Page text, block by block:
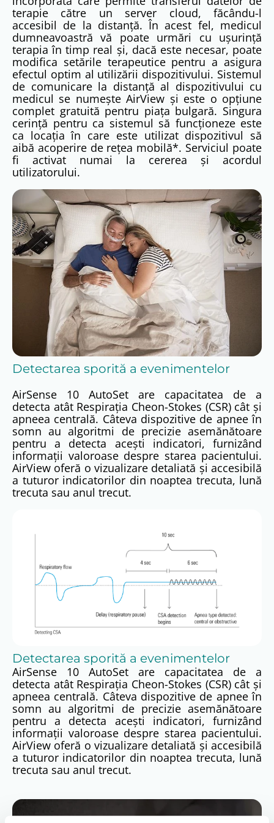
spitalicesc, cât și pe drum, datorită încărcătorului
auto, care poate fi achiziționat suplimentar.
Asigurați cea mai eficientă și precisă terapie pentru
apnee în somn cu un dispozitiv și mască de la Resmed
– compania care a creat dispozitivul modern CPAP.
Din 1981 până astăzi, Resmed este lider mondial în
fabricarea de dispozitive CPAP și măști pentru terapia
apneei în somn. Nenumăratele inovații și inovații pe
care compania le impune și spiritul inovator al
companiei o mențin pe poziția de lider la scară
globală.
terapie către un server cloud, făcându-l
accesibil de la distanță. În acest fel, medicul
dumneavoastră vă poate urmări cu ușurință
terapia în timp real și, dacă este necesar, poate
modifica setările terapeutice pentru a asigura
efectul optim al utilizării dispozitivului. Sistemul
de comunicare la distanță al dispozitivului cu
medicul se numește AirView și este o opțiune
complet gratuită pentru piața bulgară. Singura
cerință pentru ca sistemul să funcționeze este
ca locația în care este utilizat dispozitivul să
aibă acoperire de rețea mobilă*. Serviciul poate
fi activat numai la cererea și acordul
utilizatorului.
Detectarea sporită a evenimentelor
AirSense 10 AutoSet are capacitatea de a
detecta atât Respirația Cheon-Stokes (CSR) cât și
apneea centrală. Câteva dispozitive de apnee în
somn au algoritmi de precizie asemănătoare
pentru a detecta acești indicatori, furnizând
informații valoroase despre starea pacientului.
AirView oferă o vizualizare detaliată și accesibilă
a tuturor indicatorilor din noaptea trecuta, lună
trecuta sau anul trecut.
Detectarea sporită a evenimentelor
AirSense 10 AutoSet are capacitatea de a
detecta atât Respirația Cheon-Stokes (CSR) cât și
apneea centrală. Câteva dispozitive de apnee în
somn au algoritmi de precizie asemănătoare
pentru a detecta acești indicatori, furnizând
informații valoroase despre starea pacientului.
AirView oferă o vizualizare detaliată și accesibilă
a tuturor indicatorilor din noaptea trecuta, lună
trecuta sau anul trecut.